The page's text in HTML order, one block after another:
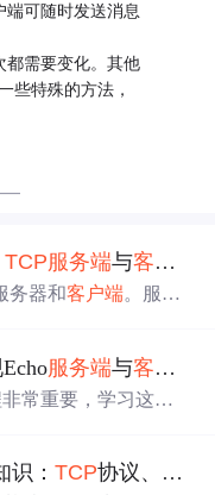
端可随时发送消息
都需要变化。其他
些特殊的方法，
TCP服务端与客户端
务器和客户端。服务
一个响应。在Linux 环
网络通信。下面是一
等。 客户端创建一个s
服务端与客户端
常重要，学习这个
识：TCP协议、一个最简单的